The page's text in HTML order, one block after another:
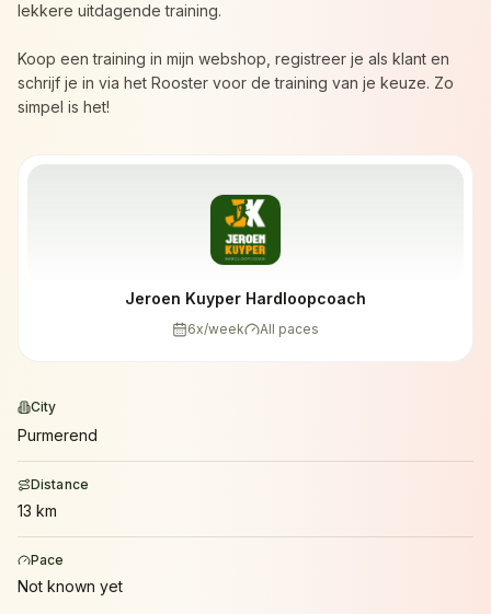
lekkere uitdagende training.
Koop een training in mijn webshop, registreer je als klant en
schrijf je in via het Rooster voor de training van je keuze. Zo
simpel is het!
Jeroen Kuyper Hardloopcoach
6x/week All paces
City
Purmerend
Distance
13 km
Pace
Not known yet